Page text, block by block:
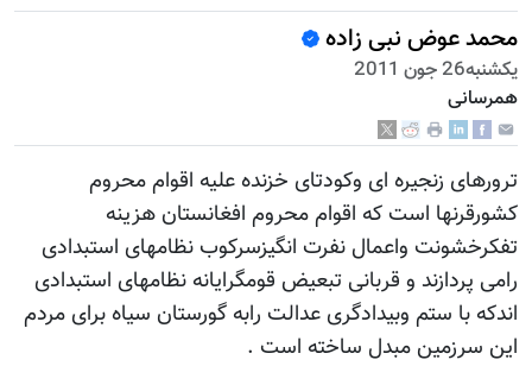
محمد عوض نبی زاده
يكشنبه26 جون 2011
همرسانی
ترورهای زنجیره ای وکودتای خزنده علیه اقوام محروم
کشورقرنها است که اقوام محروم افغانستان هزینه
تفکرخشونت واعمال نفرت انگیزسرکوب نظامهای استبدادی
رامی پردازند و قربانی تبعیض قومگرایانه نظامهای استبدادی
اندکه با ستم وبیدادگری عدالت رابه گورستان سیاه برای مردم
این سرزمین مبدل ساخته است .